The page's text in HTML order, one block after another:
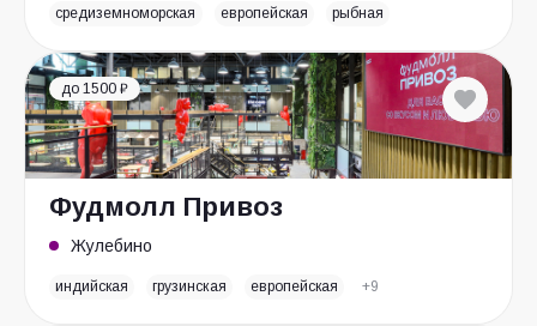
средиземноморская европейская рыбная
до 1500 ₽
Фудмолл Привоз
Жулебино
индийская грузинская европейская +9